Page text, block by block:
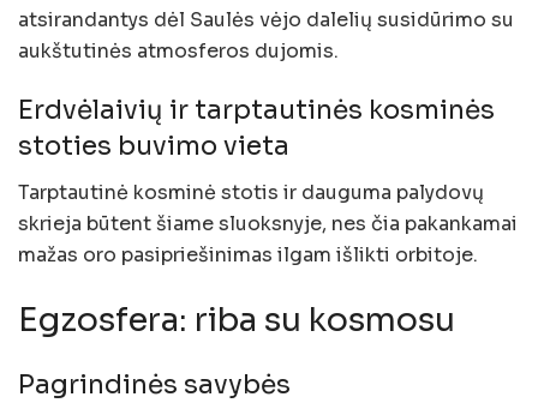
atsirandantys dėl Saulės vėjo dalelių susidūrimo su
aukštutinės atmosferos dujomis.
Erdvėlaivių ir tarptautinės kosminės
stoties buvimo vieta
Tarptautinė kosminė stotis ir dauguma palydovų
skrieja būtent šiame sluoksnyje, nes čia pakankamai
mažas oro pasipriešinimas ilgam išlikti orbitoje.
Egzosfera: riba su kosmosu
Pagrindinės savybės